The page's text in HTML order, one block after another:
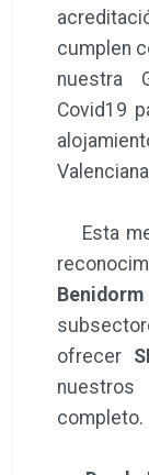
cumplen
nuestra
Covid19
Esta
Benidorm
ofrecer
completo.